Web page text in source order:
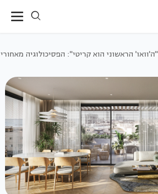
"ה'וואו' הראשוני הוא קריטי": הפסיכולוגיה